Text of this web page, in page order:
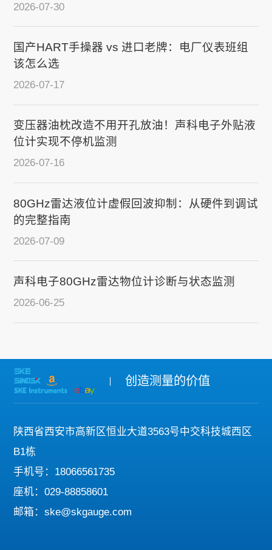
2026-07-30
国产HART手操器 vs 进口老牌：电厂仪表班组
该怎么选
2026-07-17
变压器油枕改造不用开孔放油！声科电子外贴液
位计实现不停机监测
2026-07-16
80GHz雷达液位计虚假回波抑制：从硬件到调试
的完整指南
2026-07-09
声科电子80GHz雷达物位计诊断与状态监测
2026-06-25
创造测量的价值
陕西省西安市高新区恒业大道3563号中交科技城西区
B1栋
手机号：18066561735
座机：029-88858601
邮箱：ske@skgauge.com